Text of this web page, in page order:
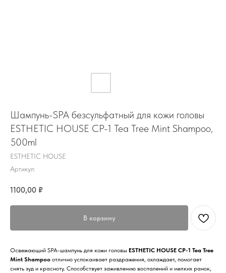
Шампунь-SPA безсульфатный для кожи головы
ESTHETIC HOUSE СР-1 Tea Tree Mint Shampoo,
500ml
ESTHETIC HOUSE
Артикул:
1100,00 ₽
В корзину
Освежающий SPA-шампунь для кожи головы ESTHETIC HOUSE СР-1 Tea Tree
Mint Shampoo отлично успокаивает раздражения, охлаждает, помогает
снять зуд и красноту. Способствует заживлению воспалений и мелких ранок,